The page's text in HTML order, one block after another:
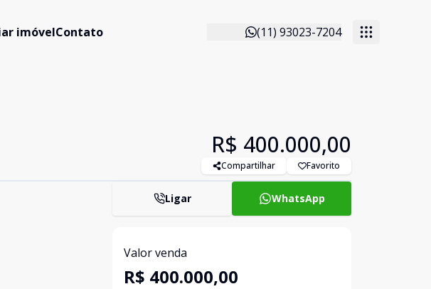
imóvelContato (11) 93023-7204
R$ 400.000,00
Compartilhar Favorito
Ligar WhatsApp
Valor venda
R$ 400.000,00